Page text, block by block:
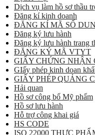
Dịch vụ làm hồ sơ thầu
Đăng kí kinh doanh
ĐĂNG KÍ MÃ SỐ
Đăng ký lưu hành
Đăng ký lưu hành trang
ĐĂNG KÝ MÃ VTYT
GIẤY CHỨNG NHẬN
GIấy phép kinh doan
GIẤY PHÉP QUẢNG
Hải quan
Hồ sơ công bố Mỹ phẩm
Hồ sơ lưu hành
Hỗ trợ công khai giá
HS CODE
ISO 22000 THỰC